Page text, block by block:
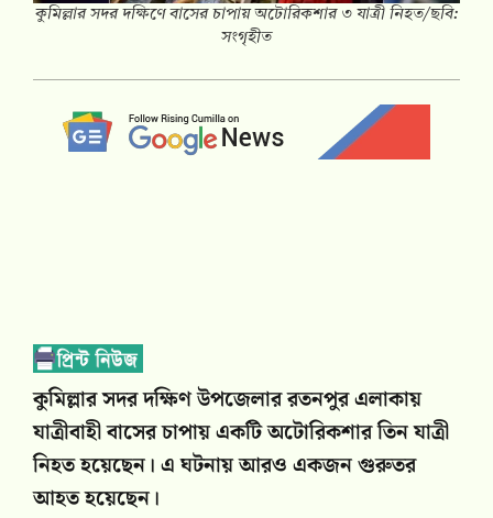
কুমিল্লার সদর দক্ষিণে বাসের চাপায় অটোরিকশার ৩ যাত্রী নিহত/ছবি:
সংগৃহীত
কুমিল্লার সদর দক্ষিণ উপজেলার রতনপুর এলাকায়
যাত্রীবাহী বাসের চাপায় একটি অটোরিকশার তিন যাত্রী
নিহত হয়েছেন। এ ঘটনায় আরও একজন গুরুতর
আহত হয়েছেন।